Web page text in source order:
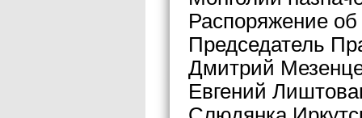
Распоряжение об
Председатель
Дмитрий
Евгений